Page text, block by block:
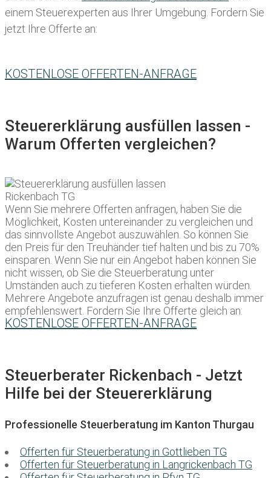
einem Steuerexperten aus Ihrer Umgebung. Fordern Sie
jetzt Ihre Offerte an:
KOSTENLOSE OFFERTEN-ANFRAGE
Steuererklärung ausfüllen lassen -
Warum Offerten vergleichen?
Wenn Sie mehrere Offerten anfragen, haben Sie die
Möglichkeit, Kosten untereinander zu vergleichen und
das sinnvollste Angebot auszuwählen. So können Sie
den Preis für den Treuhänder tief halten und bis zu 70%
einsparen. Wenn Sie nur ein Angebot haben können Sie
nicht wissen, ob Sie die Steuerberatung unter
Umständen auch zu tieferen Kosten erhalten würden.
Mehrere Angebote anzufragen ist genau deshalb immer
empfehlenswert. Fordern Sie Ihre Offerte gleich an:
KOSTENLOSE OFFERTEN-ANFRAGE
Steuerberater Rickenbach - Jetzt
Hilfe bei der Steuererklärung
Professionelle Steuerberatung im Kanton Thurgau
Offerten für Steuerberatung in Gottlieben TG
Offerten für Steuerberatung in Langrickenbach TG